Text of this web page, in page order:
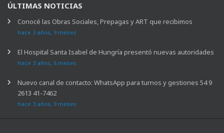
ÚLTIMAS NOTICIAS
Conocé las Obras Sociales, Prepagas y ART que recibimos
hace 3 años, 9 meses
El Hospital Santa Isabel de Hungría presentó nuevas autoridades
hace 3 años, 6 meses
Nuevo canal de contacto: WhatsApp para turnos y gestiones 54 9
2613 41-7462
hace 3 años, 9 meses